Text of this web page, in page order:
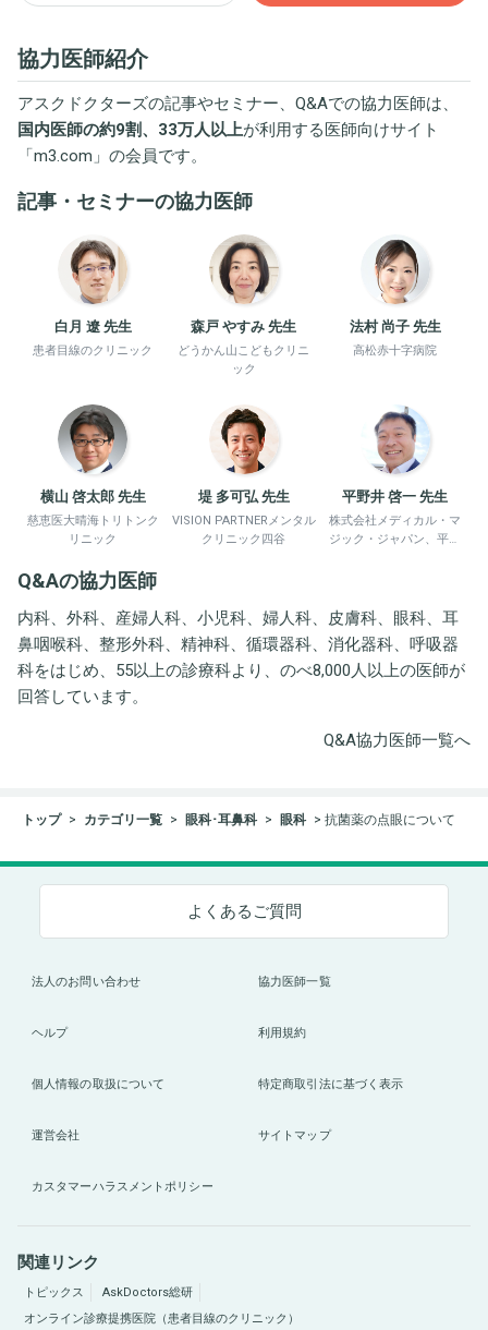
協力医師紹介
アスクドクターズの記事やセミナー、Q&Aでの協力医師は、
国内医師の約9割、33万人以上が利用する医師向けサイト
「m3.com 」の会員です。
記事・セミナーの協力医師
白月 遼 先生
患者目線のクリニック
森戸 やすみ 先生
どうかん山こどもクリニ
ック
法村 尚子 先生
高松赤十字病院
横山 啓太郎 先生
慈恵医大晴海トリトンク
リニック
堤 多可弘 先生
VISION PARTNERメンタル
クリニック四谷
平野井 啓一 先生
株式会社メディカル・マ
ジック・ジャパン、平野
Q&Aの協力医師
内科、外科、産婦人科、小児科、婦人科、皮膚科、眼科、耳
鼻咽喉科、整形外科、精神科、循環器科、消化器科、呼吸器
科をはじめ、55以上の診療科より、のべ8,000人以上の医師が
回答しています。
Q&A協力医師一覧へ
トップ カテゴリ一覧 眼科･耳鼻科 眼科 抗菌薬の点眼について
よくあるご質問
法人のお問い合わせ 協力医師一覧
ヘルプ 利用規約
個人情報の取扱について 特定商取引法に基づく表示
運営会社 サイトマップ
カスタマーハラスメントポリシー
関連リンク
トピックス
AskDoctors総研
オンライン診療提携医院（患者目線のクリニック）